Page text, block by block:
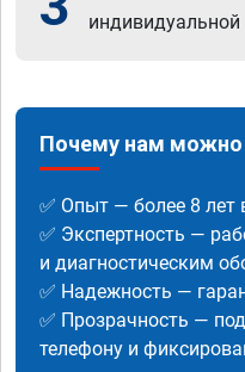
индивидуальной
Почему нам можно
✅ Опыт — более 8 лет
✅ Экспертность —
и диагностическим
✅ Надежность —
✅ Прозрачность —
телефону и